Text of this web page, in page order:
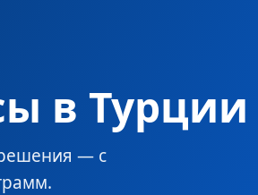
в Турции
— с